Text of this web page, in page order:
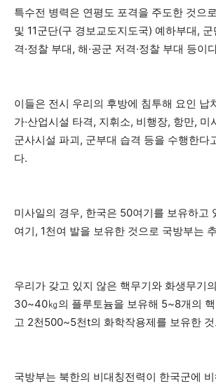
특수전 병력은 연평도 포격을 주도한 것으
및 11군단(구 경보교도지도국) 예하부대, 군
격·정찰 부대, 해·공군 저격·정찰 부대 등이
이들은 전시 우리의 후방에 침투해 요인 납
가·산업시설 타격, 지휘소, 비행장, 항만, 미
군사시설 파괴, 군부대 습격 등을 수행한다
다.
미사일의 경우, 한국은 50여기를 보유하고
여기, 1천여 발을 보유한 것으로 국방부는
우리가 갖고 있지 않은 핵무기와 화생무기
30~40㎏의 플루토늄을 보유해 5~8개의
고 2천500~5천t의 화학작용제를 보유한
국방부는 북한의 비대칭전력이 한국군에